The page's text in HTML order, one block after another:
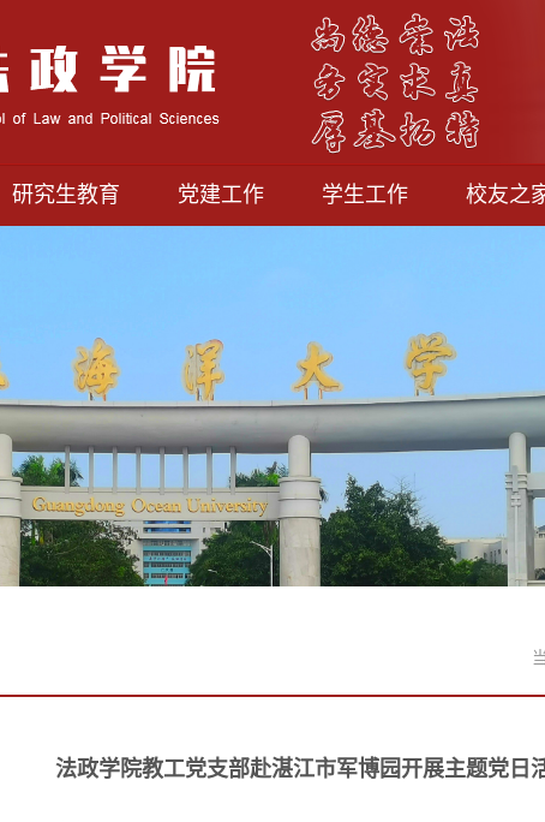
研究生教育 党建工作 学生工作 校友之
法政学院教工党支部赴湛江市军博园开展主题党日